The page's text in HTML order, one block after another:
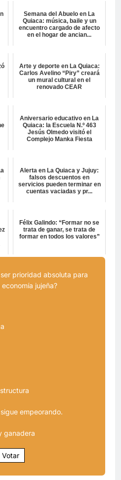
Semana del Abuelo en La
Quiaca: música, baile y un
encuentro cargado de afecto
en el hogar de ancian...
Arte y deporte en La Quiaca:
Carlos Avelino “Piry” creará
un mural cultural en el
renovado CEAR
Aniversario educativo en La
Quiaca: la Escuela N.º 463
Jesús Olmedo visitó el
Complejo Manka Fiesta
Alerta en La Quiaca y Jujuy:
falsos descuentos en
servicios pueden terminar en
cuentas vaciadas y pr...
Félix Galindo: “Formar no se
trata de ganar, se trata de
formar en todos los valores”
prioridad absoluta para
jujeña?
empeorando.
ganadera
Votar